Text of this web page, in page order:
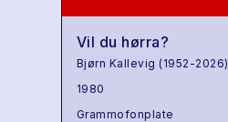
Vil du hørra?
Bjørn Kallevig (1952-2026)
1980
Grammofonplate